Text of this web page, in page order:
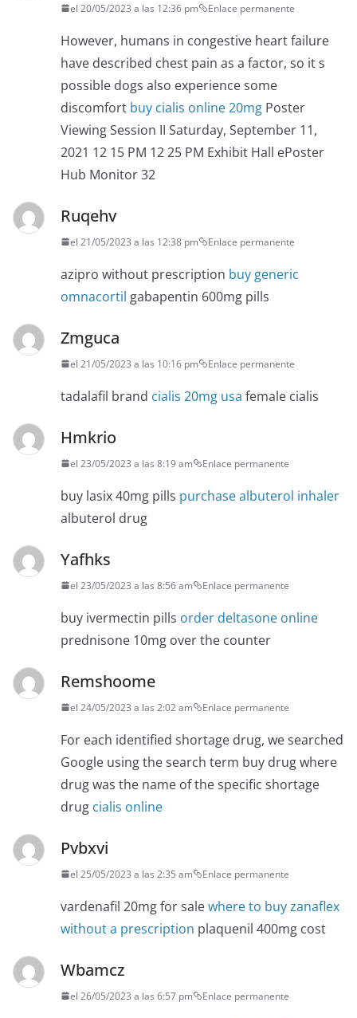
el 20/05/2023 a las 12:36 pm Enlace permanente
However, humans in congestive heart failure
have described chest pain as a factor, so it s
possible dogs also experience some
discomfort buy cialis online 20mg Poster
Viewing Session II Saturday, September 11,
2021 12 15 PM 12 25 PM Exhibit Hall ePoster
Hub Monitor 32
Ruqehv
el 21/05/2023 a las 12:38 pm Enlace permanente
azipro without prescription buy generic
omnacortil gabapentin 600mg pills
Zmguca
el 21/05/2023 a las 10:16 pm Enlace permanente
tadalafil brand cialis 20mg usa female cialis
Hmkrio
el 23/05/2023 a las 8:19 am Enlace permanente
buy lasix 40mg pills purchase albuterol inhaler
albuterol drug
Yafhks
el 23/05/2023 a las 8:56 am Enlace permanente
buy ivermectin pills order deltasone online
prednisone 10mg over the counter
Remshoome
el 24/05/2023 a las 2:02 am Enlace permanente
For each identified shortage drug, we searched
Google using the search term buy drug where
drug was the name of the specific shortage
drug cialis online
Pvbxvi
el 25/05/2023 a las 2:35 am Enlace permanente
vardenafil 20mg for salewhere to buy zanaflex
without a prescription plaquenil 400mg cost
Wbamcz
el 26/05/2023 a las 6:57 pm Enlace permanente